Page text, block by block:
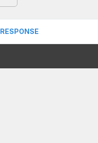
RESPONSE